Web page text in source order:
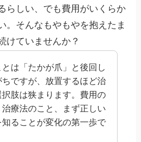
らしい、でも費用がいくらか
。そんなもやもやを抱えたま
けていませんか？
は「たかが爪」と後回し
ですが、放置するほど治
肢は狭まります。費用の
治療法のこと、まず正しい
ることが変化の第一歩で